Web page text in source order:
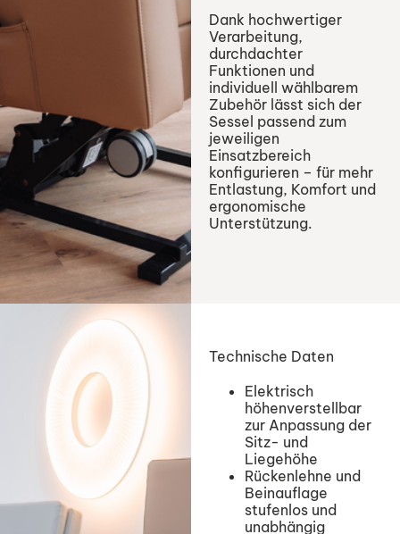
Dank hochwertiger
Verarbeitung,
durchdachter
Funktionen und
individuell wählbarem
Zubehör lässt sich der
Sessel passend zum
jeweiligen
Einsatzbereich
konfigurieren – für mehr
Entlastung, Komfort und
ergonomische
Unterstützung.
Technische Daten
Elektrisch
höhenverstellbar
zur Anpassung der
Sitz- und
Liegehöhe
Rückenlehne und
Beinauflage
stufenlos und
unabhängig